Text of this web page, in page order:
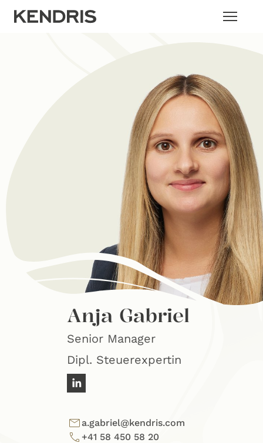
Anja Gabriel
Senior Manager
Dipl. Steuerexpertin
a.gabriel@kendris.com
+41 58 450 58 20